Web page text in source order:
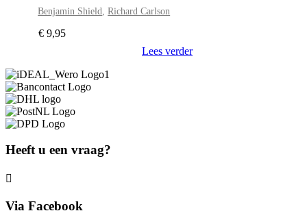
Benjamin Shield ,Richard Carlson
€ 9,95
Lees verder
Heeft u een vraag?
Via Facebook